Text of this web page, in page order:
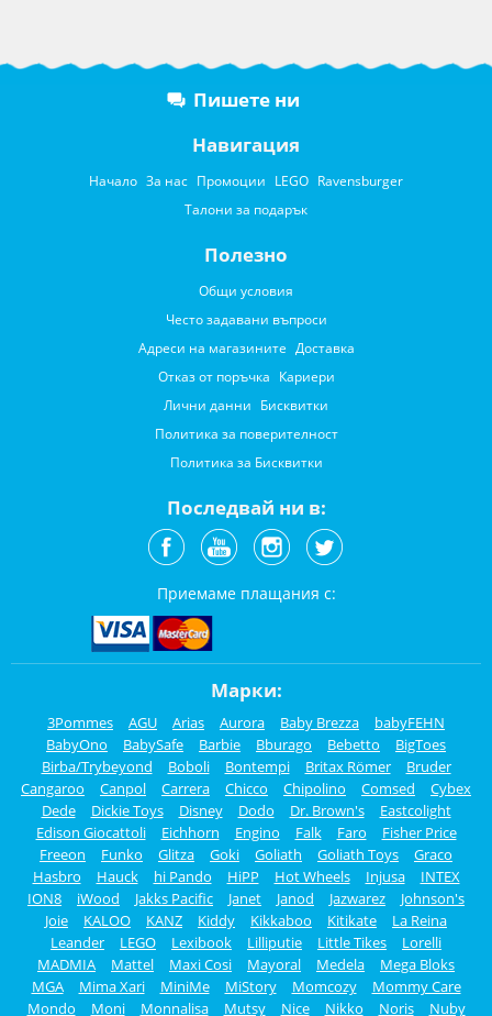
Пишете ни
Навигация
Начало За нас Промоции LEGO Ravensburger
Талони за подарък
Полезно
Общи условия
Често задавани въпроси
Адреси на магазините Доставка
Отказ от поръчка Кариери
Лични данни Бисквитки
Политика за поверителност
Политика за Бисквитки
Последвай ни в:
Приемаме плащания с:
Марки:
3Pommes AGU Arias Aurora Baby Brezza
babyFEHN
BabyOno
BabySafe Barbie Bburago Bebetto
BigToes
Birba/Trybeyond
Boboli Bontempi Britax Römer
Bruder
Cangaroo
Canpol Carrera Chicco Chipolino Comsed
Cybex
Dede
Dickie Toys Disney Dodo Dr. Brown's
Eastcolight
Edison Giocattoli
Eichhorn Engino Falk Faro
Fisher Price
Freeon
Funko Glitza Goki Goliath Goliath Toys
Graco
Hasbro
Hauck hi Pando HiPP Hot Wheels Injusa
INTEX
ION8
iWood Jakks Pacific Janet Janod Jazwarez
Johnson's
Joie
KALOO KANZ Kiddy Kikkaboo Kitikate
La Reina
Leander
LEGO Lexibook Lilliputie Little Tikes
Lorelli
MADMIA
Mattel Maxi Cosi Mayoral Medela
Mega Bloks
MGA
Mima Xari MiniMe MiStory Momcozy
Mommy Care
Mondo
Moni Monnalisa Mutsy Nice Nikko Noris Nuby